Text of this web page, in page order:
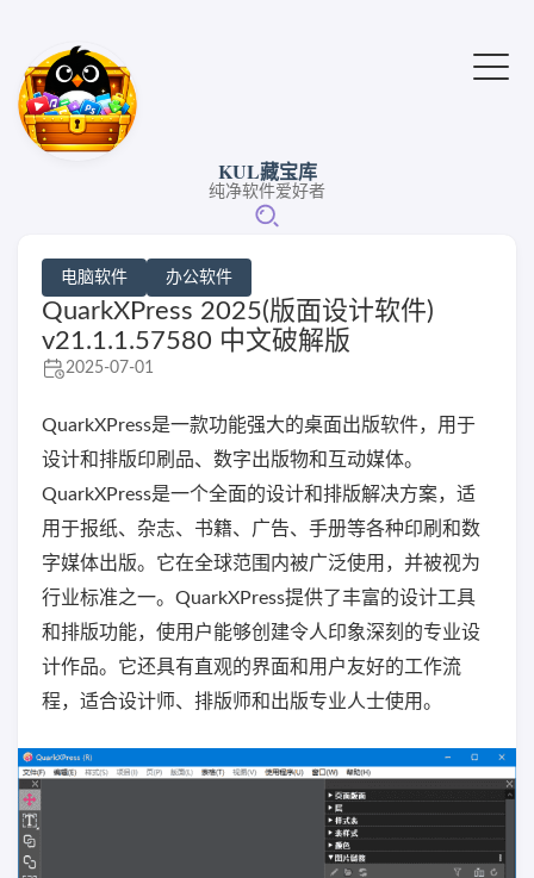
KUL藏宝库
纯净软件爱好者
电脑软件 办公软件
QuarkXPress 2025(版面设计软件)
v21.1.1.57580 中文破解版
2025-07-01
QuarkXPress是一款功能强大的桌面出版软件，用于
设计和排版印刷品、数字出版物和互动媒体。
QuarkXPress是一个全面的设计和排版解决方案，适
用于报纸、杂志、书籍、广告、手册等各种印刷和数
字媒体出版。它在全球范围内被广泛使用，并被视为
行业标准之一。QuarkXPress提供了丰富的设计工具
和排版功能，使用户能够创建令人印象深刻的专业设
计作品。它还具有直观的界面和用户友好的工作流
程，适合设计师、排版师和出版专业人士使用。